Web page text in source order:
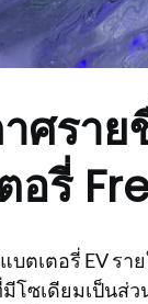
ศราย
อรี่
ตเตอรี่ EV รา
มีโซเดียมเป็น